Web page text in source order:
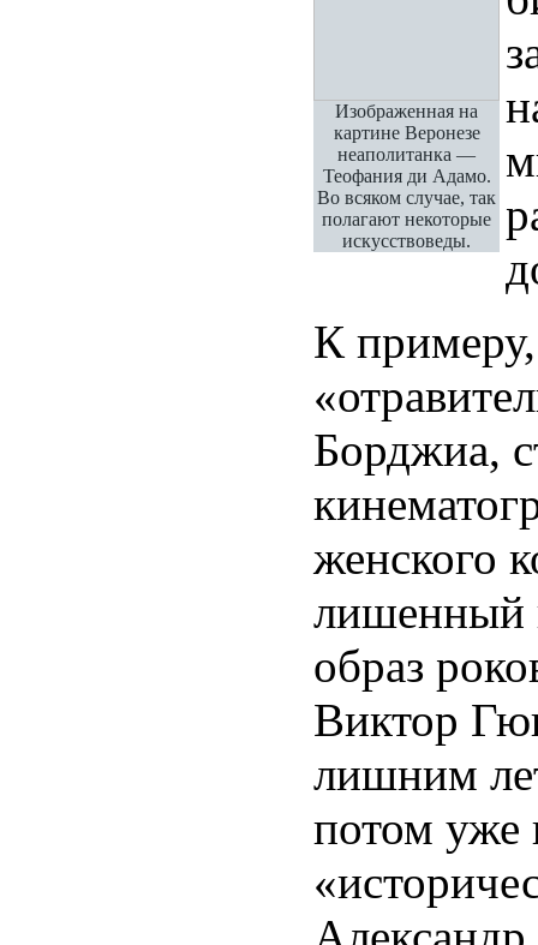
Изображенная на
картине Веронезе
неаполитанка —
Теофания ди Адамо.
Во всяком случае, так
полагают некоторые
искусствоведы.
К
Борджиа,
женского
лишенный
образ
Виктор
лишним
потом уже